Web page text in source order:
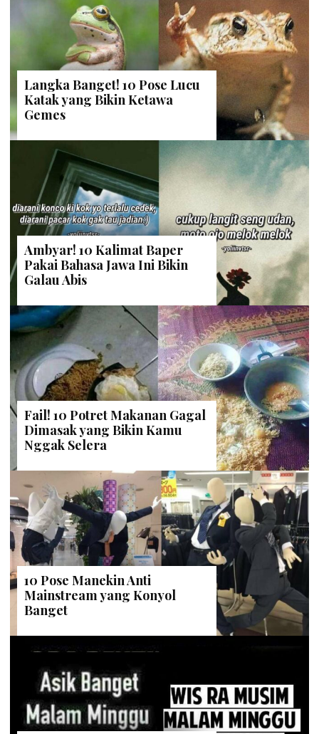
Langka Banget! 10 Pose Lucu
Katak yang Bikin Ketawa
Gemes
Ambyar! 10 Kalimat Baper
Pakai Bahasa Jawa Ini Bikin
Galau Abis
Fail! 10 Potret Makanan Gagal
Dimasak yang Bikin Kamu
Nggak Selera
10 Pose Manekin Anti
Mainstream yang Konyol
Banget